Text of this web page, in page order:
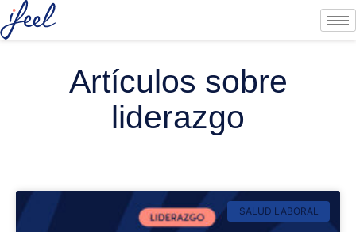
Artículos sobre
liderazgo
SALUD LABORAL